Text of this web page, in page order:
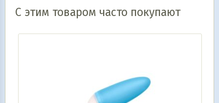
С этим товаром часто покупают